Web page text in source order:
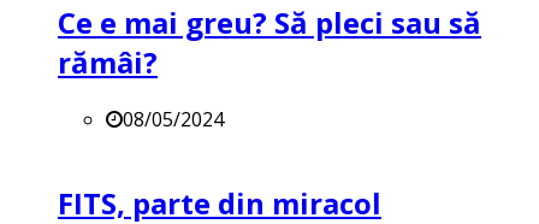
Ce e mai greu? Să pleci sau să
rămâi?
08/05/2024
FITS, parte din miracol